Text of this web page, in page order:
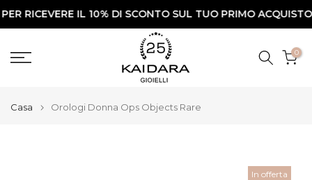
Vai
al
IL 10% DI SCONTO SUL TUO PRIMO ACQUISTO✨
0
Casa Orologi Donna Ops Objects Rare
In offerta